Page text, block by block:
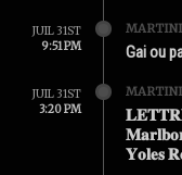
JUIL 31ST
9:51 PM
Gai ou
JUIL 31ST
3:20 PM
𝐘𝐨𝐥𝐞𝐬